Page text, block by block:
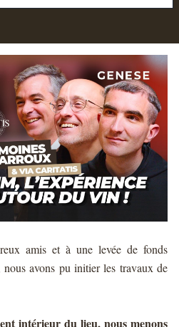
amis et à une levée de fonds
nous avons pu initier les travaux de
intérieur du lieu, nous menons